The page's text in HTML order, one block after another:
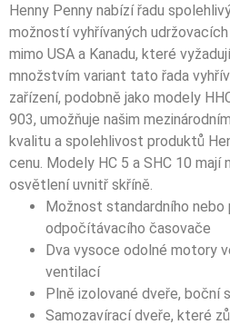
Henny Penny nabízí řadu
možností vyhřívaných
mimo USA a Kanadu, které
množstvím variant tato řada
zařízení, podobně jako modely
903, umožňuje našim
kvalitu a spolehlivost produktů
cenu. Modely HC 5 a SHC 10 mají
osvětlení uvnitř skříně.
Možnost standardního nebo
odpočítávacího časovače
Dva vysoce odolné motory
ventilací
Plně izolované dveře, boční
Samozavírací dveře, které